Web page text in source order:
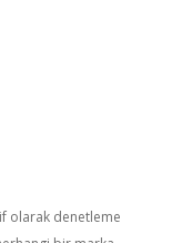
olarak denetleme